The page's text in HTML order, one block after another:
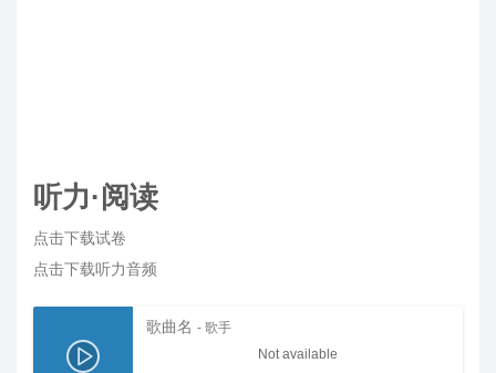
听力·阅读
点击下载试卷
点击下载听力音频
歌曲名 - 歌手
Not available